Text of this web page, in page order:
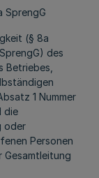
SprengG
(§ 8a
des
Betriebes,
1 Nummer
die
oder
Personen